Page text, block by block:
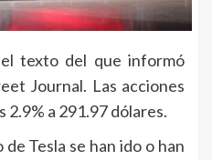
texto del que informó
Journal. Las acciones
2.9% a 291.97 dólares.
Tesla se han ido o han